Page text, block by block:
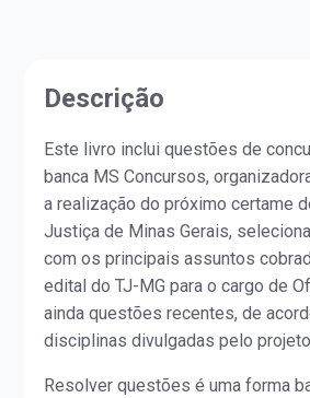
Descrição
Este livro inclui questões de
banca MS Concursos,
a realização do próximo certame
Justiça de Minas Gerais,
com os principais assuntos
edital do TJ-MG para o cargo de
ainda questões recentes, de
disciplinas divulgadas pelo
Resolver questões é uma forma